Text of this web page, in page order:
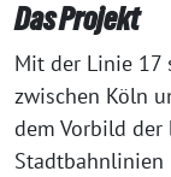
Das Projekt
Mit der Linie 17
zwischen Köln
dem Vorbild
Stadtbahnlinien